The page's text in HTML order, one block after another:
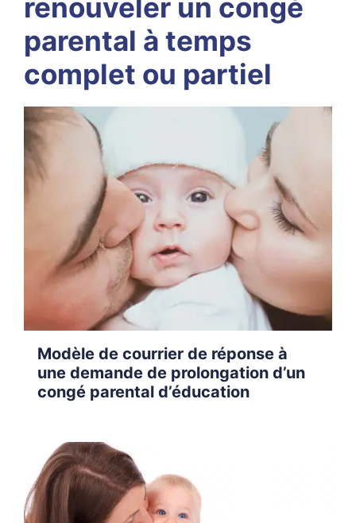
renouveler un congé
parental à temps
complet ou partiel
Modèle de courrier de réponse à
une demande de prolongation d’un
congé parental d’éducation